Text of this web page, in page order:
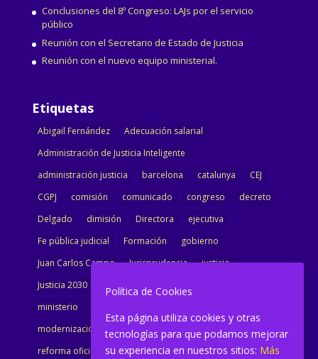
Conclusiones del 8º Congreso: LAJs por el servicio
público
Reunión con el Secretario de Estado de Justicia
Reunión con el nuevo equipo ministerial.
Etiquetas
Abigail Fernández
Adecuación salarial
Administración de Justicia Inteligente
administración justicia
barcelona catalunya
CEJ
CGPJ
comisión comunicado congreso
decreto
Delgado
dimisión Directora
ejecutiva
Fe pública judicial
Formación
gobierno
Juan Carlos Campo
Jurisprudencia
justicia
Justicia 2030
letrados
Marta Urbano
ministerio
modernización
noticias
reforma
reforma oficina
renovación retribuciones
reunión
Política de Cookies
Esta página utiliza cookies y otras
tecnologías para que podamos mejorar
su experiencia en nuestros sitios: Más